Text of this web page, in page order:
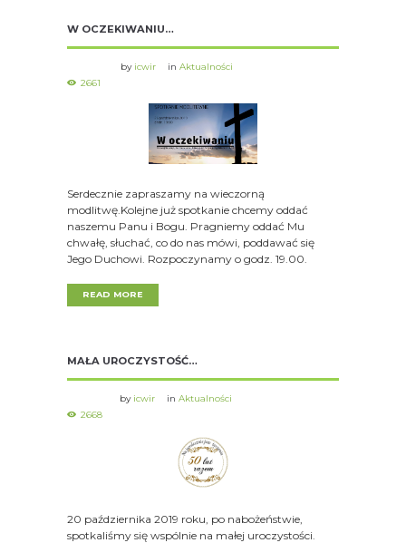
W OCZEKIWANIU…
by icwir in Aktualności
2661
Serdecznie zapraszamy na wieczorną
modlitwę.Kolejne już spotkanie chcemy oddać
naszemu Panu i Bogu. Pragniemy oddać Mu
chwałę, słuchać, co do nas mówi, poddawać się
Jego Duchowi. Rozpoczynamy o godz. 19.00.
READ MORE
MAŁA UROCZYSTOŚĆ…
by icwir in Aktualności
2668
20 października 2019 roku, po nabożeństwie,
spotkaliśmy się wspólnie na małej uroczystości.